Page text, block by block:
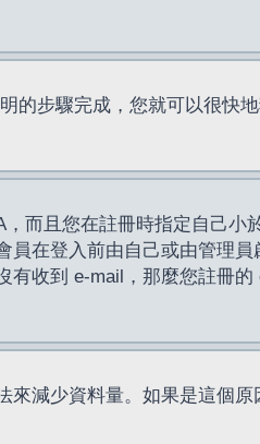
的步驟完成，您就可以很快
而且您在註冊時指定自己小
在登入前由自己或由管理
收到 e-mail，那麼您註冊的
減少資料量。如果是這個